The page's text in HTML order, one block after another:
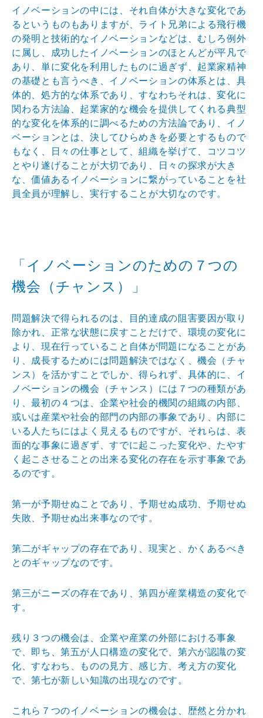
イノベーションの中には、それ自体が大きな変化であ
るというものもありますが、ライト兄弟による飛行機
の発明と技術的なイノベーションなどは、むしろ例外
に属し、成功したイノベーションのほとんどが平凡で
あり、単に変化を利用したものに過ぎず、起業家精神
の基礎とも言うべき、イノベーションの体系とは、具
体的、処方的な体系であり、すなわちそれは、変化に
関わる方法論、起業家的な機会を提供してくれる典型
的な変化を体系的に調べるための方法論であり、イノ
ベーションとは、決してひらめきを必要とするもので
もなく、日々の仕事として、組織を挙げて、コツコツ
とやり遂げることが大切であり、日々の探求が大き
な、価値あるイノベーションに繋がっていることを社
員全員が理解し、実行することが大切なのです。
「イノベーションのための７つの
機会（チャンス）」
問題解決で得られるのは、目的達成の阻害要因が取り
除かれ、正常な状態に戻すことだけで、環境の変化に
より、現在行っていること自体が問題になることがあ
り、成長するためには問題解決ではなく、機会（チャ
ンス）を活かすことでしか、得られず、具体的に、イ
ノベーションの機会（チャンス）には７つの種類があ
り、最初の４つは、企業や社会的機関の組織の内部、
或いは産業や社会的部門の内部の事象であり、内部に
いる人たちにはよく見えるものですが、それらは、表
面的な事象に過ぎず、すでに起こった変化や、たやす
く起こさせることの出来る変化の存在を示す事象であ
るのです。
第一が予期せぬことであり、予期せぬ成功、予期せぬ
失敗、予期せぬ出来事なのです。
第二がギャップの存在であり、現実と、かくあるべき
とのギャップなのです。
第三がニーズの存在であり、第四が産業構造の変化で
す。
残り３つの機会は、企業や産業の外部における事象
で、即ち、第五が人口構造の変化で、第六が認識の変
化、すなわち、ものの見方、感じ方、考え方の変化
で、第七が新しい知識の出現なのです。
これら７つのイノベーションの機会は、歴然と分かれ